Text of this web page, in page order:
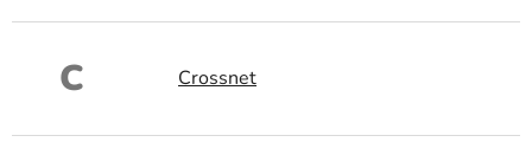
C Crossnet